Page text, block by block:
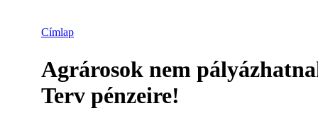
Címlap
Agrárosok nem
Terv pénzeire!